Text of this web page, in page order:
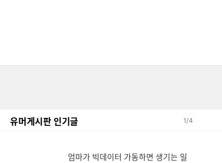
유머게시판 인기글 1/4
엄마가 빅데이터 가동하면 생기는 일